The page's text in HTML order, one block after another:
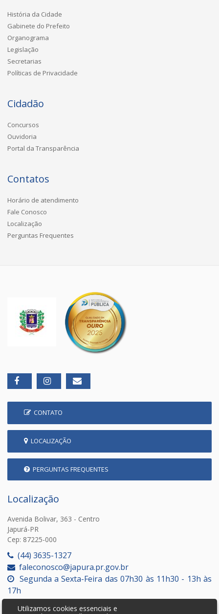
História da Cidade
Gabinete do Prefeito
Organograma
Legislação
Secretarias
Políticas de Privacidade
Cidadão
Concursos
Ouvidoria
Portal da Transparência
Contatos
Horário de atendimento
Fale Conosco
Localização
Perguntas Frequentes
CONTATO
LOCALIZAÇÃO
PERGUNTAS FREQUENTES
Localização
Avenida Bolivar, 363 - Centro
Japurá-PR
Cep: 87225-000
(44) 3635-1327
faleconosco@japura.pr.gov.br
Segunda a Sexta-Feira das 07h30 às 11h30 - 13h às
17h
Utilizamos cookies essenciais e